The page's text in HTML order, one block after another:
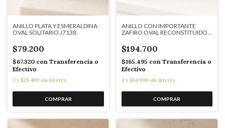
ANILLO PLATA Y ESMERALDINA
OVAL SOLITARIO J7138
$79.200
$67.320 con Transferencia o
Efectivo
3 x $26.400 sin interés
ANILLO CON IMPORTANTE
ZAFIRO OVAL RECONSTITUIDO
$194.700
$165.495 con Transferencia o
Efectivo
3 x $64.900 sin interés